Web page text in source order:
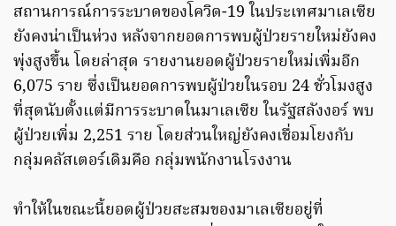
สถานการณ์การระบาดของโควิด-19 ในประเทศมาเลเซีย
ยังคงน่าเป็นห่วง หลังจากยอดการพบผู้ป่วยรายใหม่ยังคง
พุ่งสูงขึ้น โดยล่าสุด รายงานยอดผู้ป่วยรายใหม่เพิ่มอีก
6,075 ราย ซึ่งเป็นยอดการพบผู้ป่วยในรอบ 24 ชั่วโมงสูง
ที่สุดนับตั้งแต่มีการระบาดในมาเลเซีย ในรัฐสลังงอร์ พบ
ผู้ป่วยเพิ่ม 2,251 ราย โดยส่วนใหญ่ยังคงเชื่อมโยงกับ
กลุ่มคลัสเตอร์เดิมคือ กลุ่มพนักงานโรงงาน
ทำให้ในขณะนี้ยอดผู้ป่วยสะสมของมาเลเซียอยู่ที่